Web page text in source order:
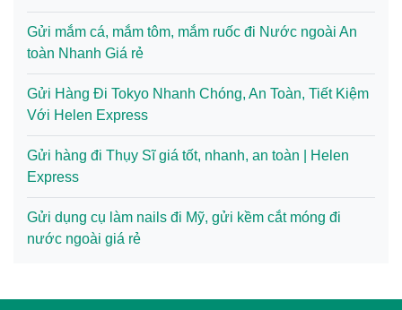
Gửi mắm cá, mắm tôm, mắm ruốc đi Nước ngoài An
toàn Nhanh Giá rẻ
Gửi Hàng Đi Tokyo Nhanh Chóng, An Toàn, Tiết Kiệm
Với Helen Express
Gửi hàng đi Thụy Sĩ giá tốt, nhanh, an toàn | Helen
Express
Gửi dụng cụ làm nails đi Mỹ, gửi kềm cắt móng đi
nước ngoài giá rẻ